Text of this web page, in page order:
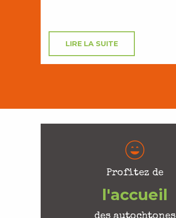
LIRE LA SUITE
Profitez de
l'accueil